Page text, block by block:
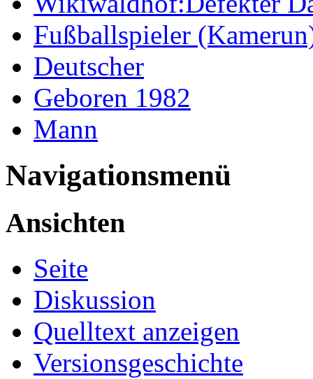
Fußballspieler
Deutscher
Geboren 1982
Mann
Navigationsmenü
Ansichten
Seite
Diskussion
Quelltext anzeigen
Versionsgeschichte